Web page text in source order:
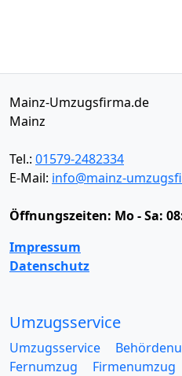
Mainz-Umzugsfirma.de
Mainz
Tel.: 01579-2482334
E-Mail: info@mainz-
Öffnungszeiten: Mo - Sa:
Impressum
Datenschutz
Umzugsservice
Umzugsservice
Fernumzug
Firmenumzug